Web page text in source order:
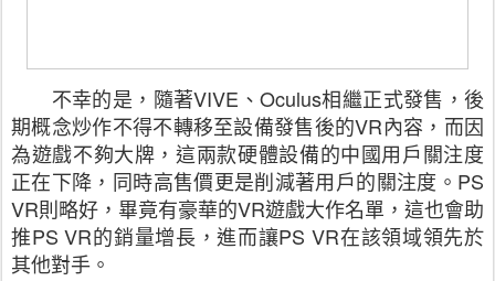
不幸的是，隨著VIVE 、Oculus相繼正式發售，後
期概念炒作不得不轉移至設備發售後的VR內容，而因
為遊戲不夠大牌，這兩款硬體設備的中國用戶關注度
正在下降，同時高售價更是削減著用戶的關注度。 PS
VR則略好，畢竟有豪華的VR遊戲大作名單，這也會助
推PS VR的銷量增長，進而讓PS VR在該領域領先於
其他對手。